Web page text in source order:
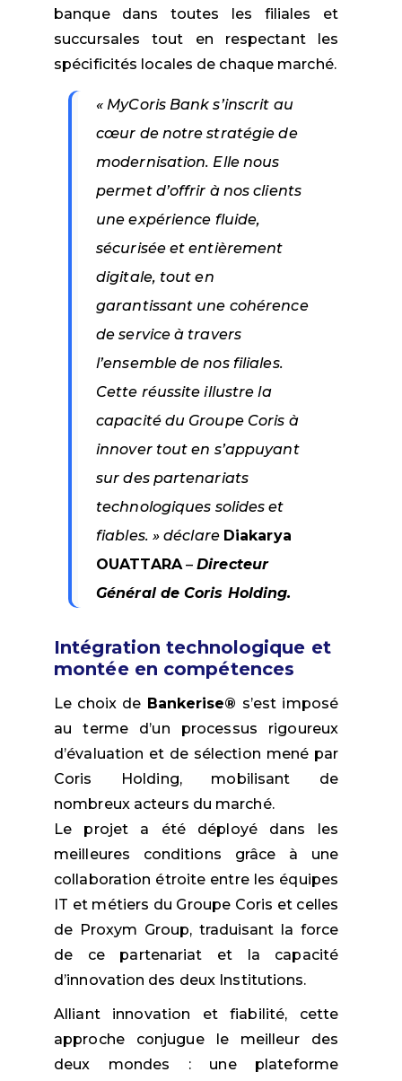
banque dans toutes les filiales et
succursales tout en respectant les
spécificités locales de chaque marché.
« MyCoris Bank s’inscrit au
cœur de notre stratégie de
modernisation. Elle nous
permet d’offrir à nos clients
une expérience fluide,
sécurisée et entièrement
digitale, tout en
garantissant une cohérence
de service à travers
l’ensemble de nos filiales.
Cette réussite illustre la
capacité du Groupe Coris à
innover tout en s’appuyant
sur des partenariats
technologiques solides et
fiables. » déclare Diakarya
OUATTARA–Directeur
Général de Coris Holding.
Intégration technologique et
montée en compétences
Le choix de Bankerise® s’est imposé
au terme d’un processus rigoureux
d’évaluation et de sélection mené par
Coris Holding, mobilisant de
nombreux acteurs du marché.
Le projet a été déployé dans les
meilleures conditions grâce à une
collaboration étroite entre les équipes
IT et métiers du Groupe Coris et celles
de Proxym Group, traduisant la force
de ce partenariat et la capacité
d’innovation des deux Institutions.
Alliant innovation et fiabilité, cette
approche conjugue le meilleur des
deux mondes : une plateforme